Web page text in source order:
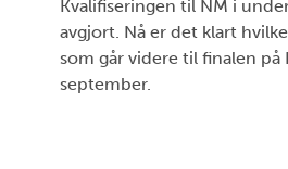
Kvalifiseringen til NM i
avgjort. Nå er det klart
som går videre til finalen på
september.